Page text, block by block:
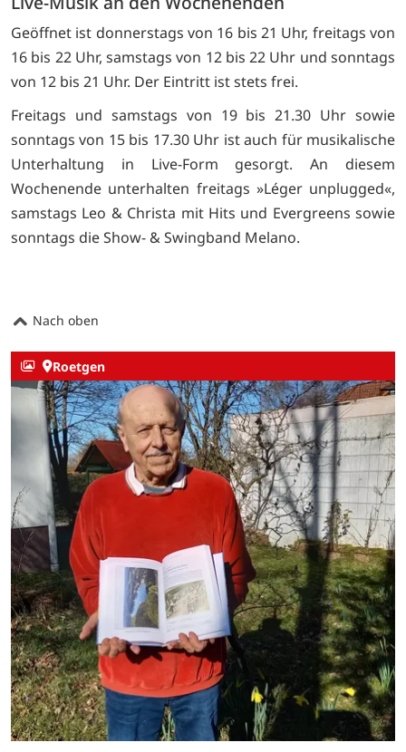
Geöffnet ist donnerstags von 16 bis 21 Uhr, freitags von
16 bis 22 Uhr, samstags von 12 bis 22 Uhr und sonntags
von 12 bis 21 Uhr. Der Eintritt ist stets frei.
Freitags und samstags von 19 bis 21.30 Uhr sowie
sonntags von 15 bis 17.30 Uhr ist auch für musikalische
Unterhaltung in Live-Form gesorgt. An diesem
Wochenende unterhalten freitags »Léger unplugged«,
samstags Leo & Christa mit Hits und Evergreens sowie
sonntags die Show- & Swingband Melano.
Nach oben
Roetgen